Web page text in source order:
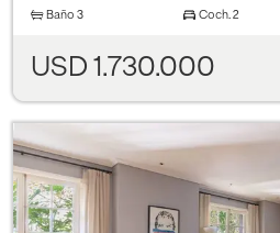
Baño 3 Coch. 2
USD 1.730.000